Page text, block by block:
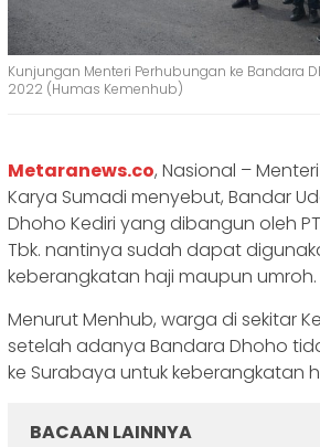
Kunjungan Menteri Perhubungan ke Bandara
2022 (Humas Kemenhub)
Metaranews.co, Nasional –
Karya Sumadi menyebut, Bandar
Dhoho Kediri yang dibangun oleh
Tbk. nantinya sudah dapat
keberangkatan haji maupun umroh.
Menurut Menhub, warga di sekitar
setelah adanya Bandara Dhoho
ke Surabaya untuk keberangkatan
BACAAN LAINNYA